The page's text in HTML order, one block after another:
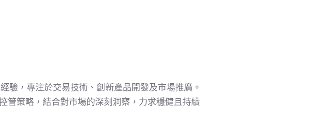
驗，專注於交易技術、創新產品開發及市場推廣。
管策略，結合對市場的深刻洞察，力求穩健且持續